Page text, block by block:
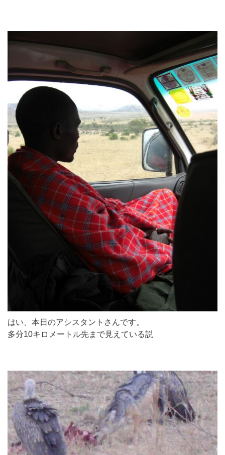
はい、本日のアシスタントさんです。
多分10キロメートル先まで見えている説